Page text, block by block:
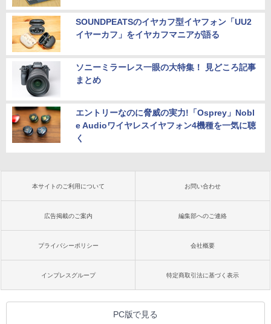
SOUNDPEATSのイヤカフ型イヤフォン「UU2
イヤーカフ」をイヤカフマニアが語る
ソニーミラーレス一眼の大特集！ 見どころ記事
まとめ
エントリーなのに脅威の実力!「Osprey」Nobl
e Audioワイヤレスイヤフォン4機種を一気に聴
く
本サイトのご利用について お問い合わせ
広告掲載のご案内 編集部へのご連絡
プライバシーポリシー 会社概要
インプレスグループ 特定商取引法に基づく表示
PC版で見る